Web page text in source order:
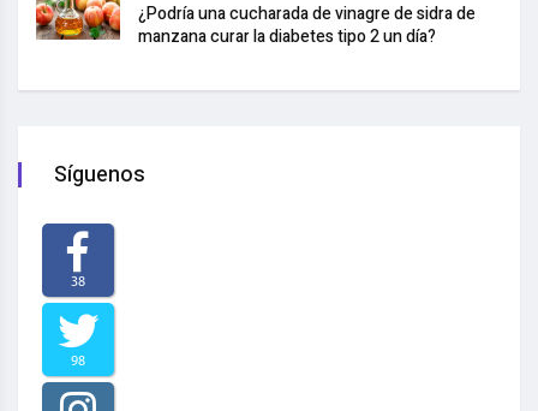
¿Podría una cucharada de vinagre de sidra de
manzana curar la diabetes tipo 2 un día?
Síguenos
38
98